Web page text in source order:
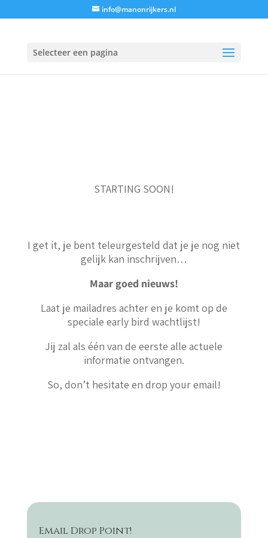
info@manonrijkers.nl
Selecteer een pagina
STARTING SOON!
I get it, je bent teleurgesteld dat je je nog niet
gelijk kan inschrijven…
Maar goed nieuws!
Laat je mailadres achter en je komt op de
speciale early bird wachtlijst!
Jij zal als één van de eerste alle actuele
informatie ontvangen.
So, don’t hesitate en drop your email!
Email Drop Point!